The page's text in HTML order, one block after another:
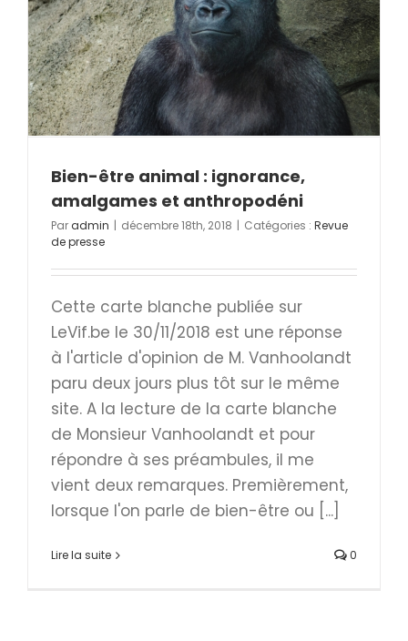
Bien-être animal : ignorance,
amalgames et anthropodéni
Paradmin | décembre 18th, 2018 | Catégories : Revue
de presse
Cette carte blanche publiée sur
LeVif.be le 30/11/2018 est une réponse
à l'article d'opinion de M. Vanhoolandt
paru deux jours plus tôt sur le même
site. A la lecture de la carte blanche
de Monsieur Vanhoolandt et pour
répondre à ses préambules, il me
vient deux remarques. Premièrement,
lorsque l'on parle de bien-être ou [...]
Lire la suite 0